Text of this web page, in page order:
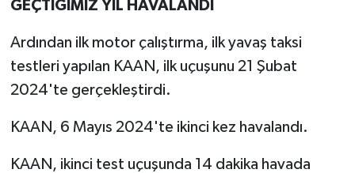
GEÇTİĞİMİZ YIL HAVALANDI
Ardından ilk motor çalıştırma, ilk yavaş taksi
testleri yapılan KAAN, ilk uçuşunu 21 Şubat
2024'te gerçekleştirdi.
KAAN, 6 Mayıs 2024'te ikinci kez havalandı.
KAAN, ikinci test uçuşunda 14 dakika havada